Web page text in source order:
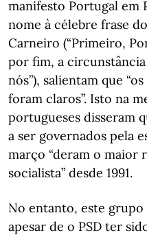
manifesto Portugal em
nome à célebre frase
Carneiro (“Primeiro,
por fim, a
nós”), salientam que
foram claros”. Isto na
portugueses disseram
a ser governados pela
março “deram o maior
socialista” desde 1991.
No entanto, este
apesar de o PSD ter